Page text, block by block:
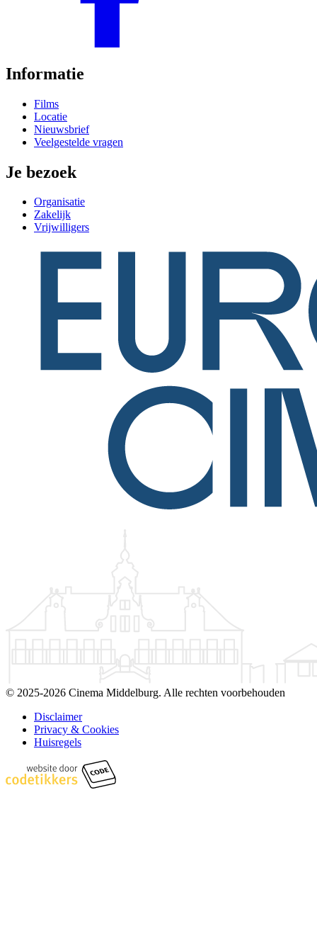
Informatie
Films
Locatie
Nieuwsbrief
Veelgestelde vragen
Je bezoek
Organisatie
Zakelijk
Vrijwilligers
© 2025-2026 Cinema Middelburg. Alle rechten voorbehouden
Disclaimer
Privacy & Cookies
Huisregels